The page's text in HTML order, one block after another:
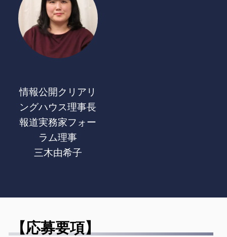
情報公開クリアリ
ングハウス理事長
報道実務家フォー
ラム理事
三木由希子
【応募要項】